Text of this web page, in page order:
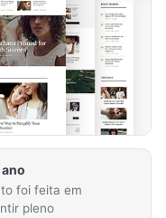
foi feita em
pleno